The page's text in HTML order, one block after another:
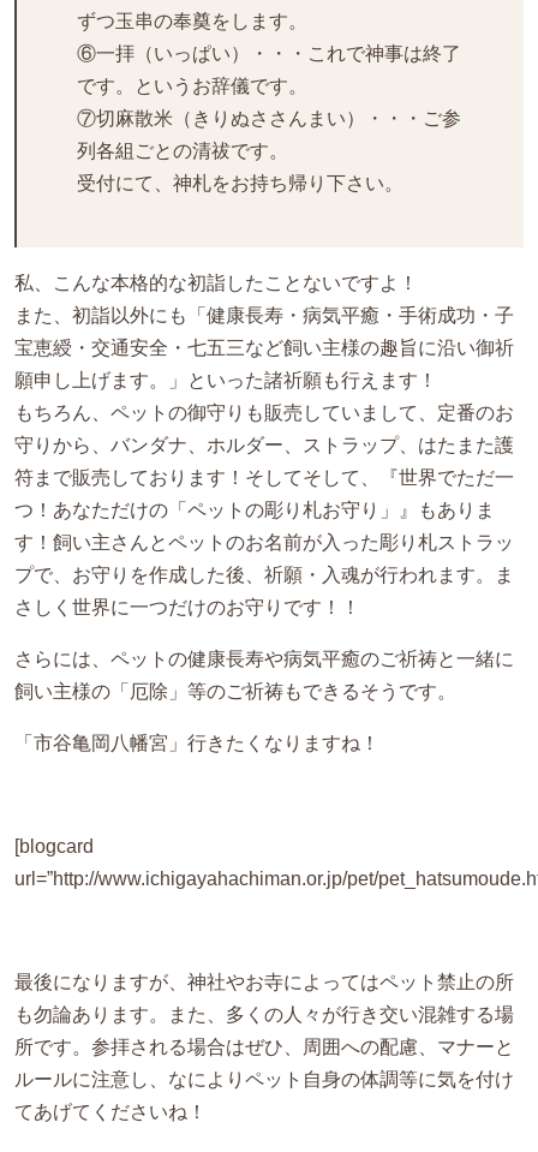
ずつ玉串の奉奠をします。
⑥一拝（いっぱい）・・・これで神事は終了
です。というお辞儀です。
⑦切麻散米（きりぬささんまい）・・・ご参
列各組ごとの清祓です。
受付にて、神札をお持ち帰り下さい。
私、こんな本格的な初詣したことないですよ！
また、初詣以外にも「健康長寿・病気平癒・手術成功・子
宝恵綬・交通安全・七五三など飼い主様の趣旨に沿い御祈
願申し上げます。」といった諸祈願も行えます！
もちろん、ペットの御守りも販売していまして、定番のお
守りから、バンダナ、ホルダー、ストラップ、はたまた護
符まで販売しております！そしてそして、『世界でただ一
つ！あなただけの「ペットの彫り札お守り」』もありま
す！飼い主さんとペットのお名前が入った彫り札ストラッ
プで、お守りを作成した後、祈願・入魂が行われます。ま
さしく世界に一つだけのお守りです！！
さらには、ペットの健康長寿や病気平癒のご祈祷と一緒に
飼い主様の「厄除」等のご祈祷もできるそうです。
「市谷亀岡八幡宮」行きたくなりますね！
[blogcard
url=”http://www.ichigayahachiman.or.jp/pet/
最後になりますが、神社やお寺によってはペット禁止の所
も勿論あります。また、多くの人々が行き交い混雑する場
所です。参拝される場合はぜひ、周囲への配慮、マナーと
ルールに注意し、なによりペット自身の体調等に気を付け
てあげてくださいね！